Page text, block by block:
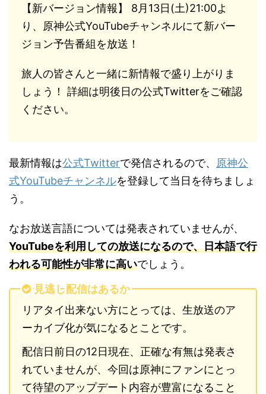
【新バージョン情報】 8月13日(土)21:00よ
り、原神公式YouTubeチャンネルにて新バー
ジョン予告番組を放送！
旅人の皆さんと一緒に新情報で盛り上がりま
しょう！ 詳細は明後日の公式Twitterをご確認
ください。
最新情報は公式Twitterで発信されるので、 原神公
式YouTubeチャンネルを登録して当日を待ちましょ
う。
なお放送言語については発表されていませんが、
YouTubeを利用しての放送になるので、日本語で行
われる可能性が非常に高いでしょう。
見逃し配信はあるか
リアタイ出来ない方にとっては、生放送のア
ーカイブ化が気になるとことです。
配信日前日の12日現在、正確な有無は発表さ
れていませんが、今回は原神にファンにとっ
て待望のアップデート内容が豊富になること